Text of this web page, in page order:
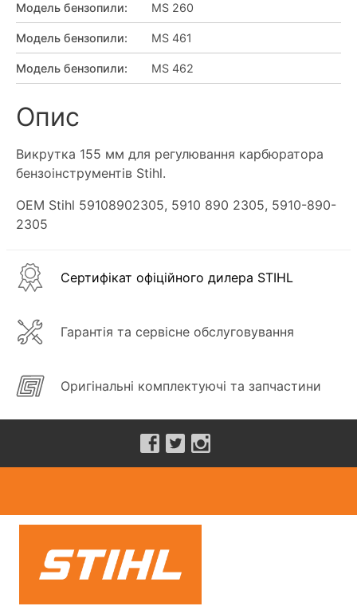
Модель бензопили: MS 260
Модель бензопили: MS 461
Модель бензопили: MS 462
Опис
Викрутка 155 мм для регулювання карбюратора
бензоінструментів Stihl.
OEM Stihl 59108902305, 5910 890 2305, 5910-890-
2305
Сертифікат офіційного дилера STIHL
Гарантія та сервісне обслуговування
Оригінальні комплектуючі та запчастини